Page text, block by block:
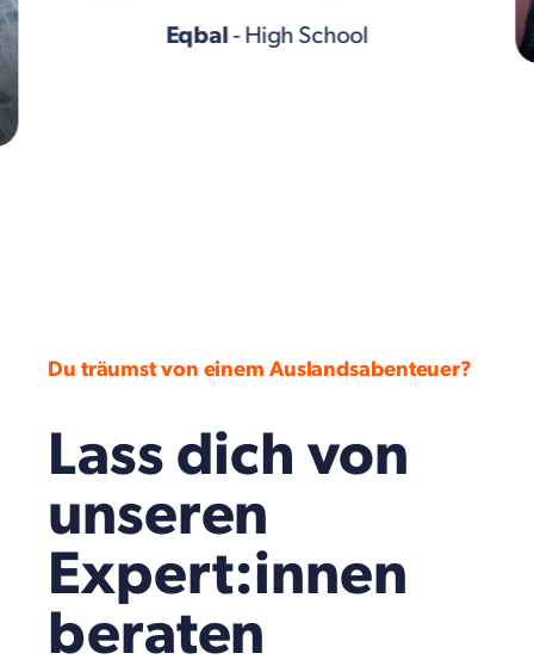
Eqbal- High School
Du träumst von einem Auslandsabenteuer?
Lass dich von
unseren
Expert:innen
beraten